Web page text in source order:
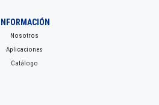
INFORMACIÓN
Nosotros
Aplicaciones
Catálogo